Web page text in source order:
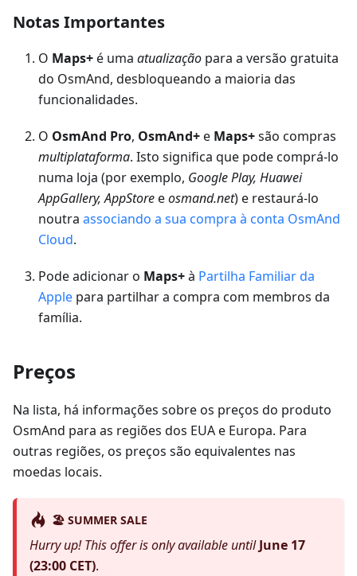
Notas Importantes
O Maps+é uma atualização para a versão gratuita
do OsmAnd, desbloqueando a maioria das
funcionalidades.
O OsmAnd Pro, OsmAnd+e Maps+são compras
multiplataforma. Isto significa que pode comprá-lo
numa loja (por exemplo, Google Play, Huawei
AppGallery, AppStoreeosmand.net) e restaurá-lo
noutra associando a sua compra à conta OsmAnd
Cloud.
Pode adicionar o Maps+à Partilha Familiar da
Apple para partilhar a compra com membros da
família.
Preços
Na lista, há informações sobre os preços do produto
OsmAnd para as regiões dos EUA e Europa. Para
outras regiões, os preços são equivalentes nas
moedas locais.
🏖️ SUMMER SALE
Hurry up! This offer is only available until June 17
(23:00 CET).